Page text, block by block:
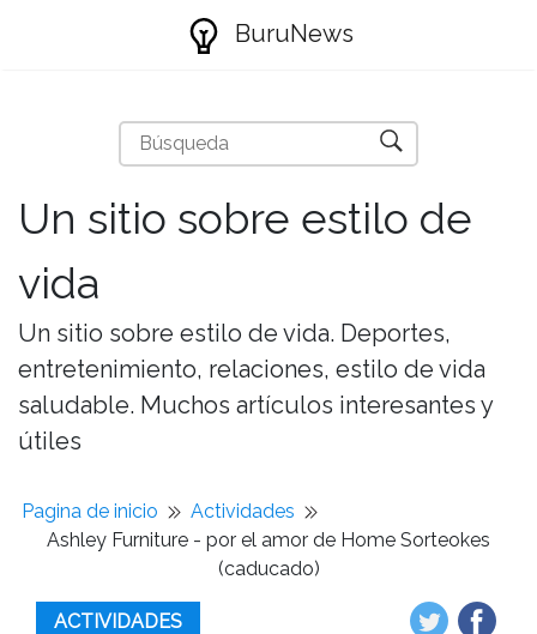
BuruNews
Un sitio sobre estilo de
vida
Un sitio sobre estilo de vida. Deportes,
entretenimiento, relaciones, estilo de vida
saludable. Muchos artículos interesantes y
útiles
Pagina de inicio
Actividades
Ashley Furniture - por el amor de Home Sorteokes
(caducado)
ACTIVIDADES